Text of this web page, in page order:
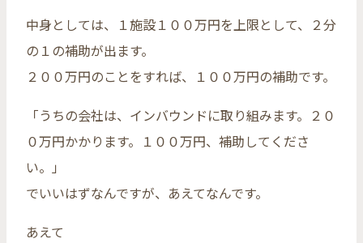
中身としては、１施設１００万円を上限として、２分
の１の補助が出ます。
２００万円のことをすれば、１００万円の補助です。
「うちの会社は、インバウンドに取り組みます。２０
０万円かかります。１００万円、補助してくださ
い。」
でいいはずなんですが、あえてなんです。
あえて